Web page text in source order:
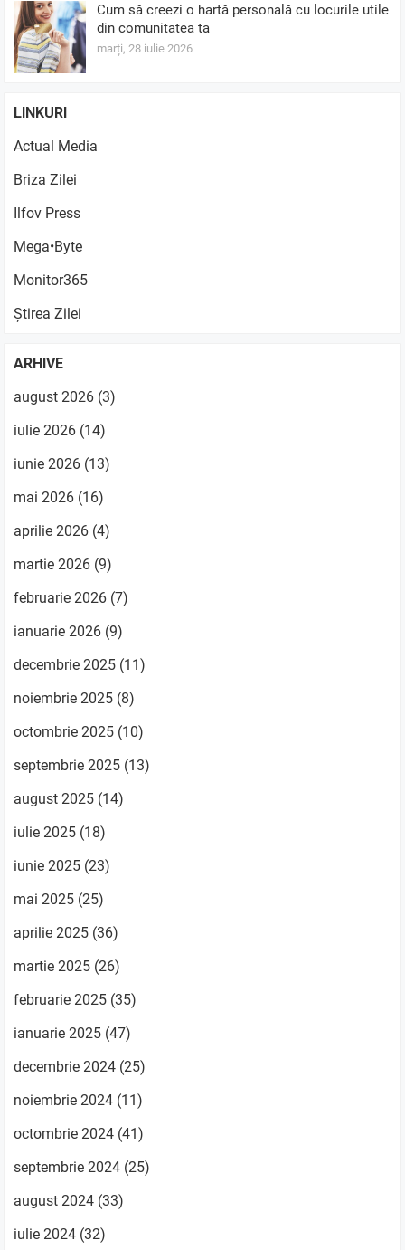
Cum să creezi o hartă personală cu locurile utile
din comunitatea ta
marți, 28 iulie 2026
LINKURI
Actual Media
Briza Zilei
Ilfov Press
Mega•Byte
Monitor365
Știrea Zilei
ARHIVE
august 2026 (3)
iulie 2026 (14)
iunie 2026 (13)
mai 2026 (16)
aprilie 2026 (4)
martie 2026 (9)
februarie 2026 (7)
ianuarie 2026 (9)
decembrie 2025 (11)
noiembrie 2025 (8)
octombrie 2025 (10)
septembrie 2025 (13)
august 2025 (14)
iulie 2025 (18)
iunie 2025 (23)
mai 2025 (25)
aprilie 2025 (36)
martie 2025 (26)
februarie 2025 (35)
ianuarie 2025 (47)
decembrie 2024 (25)
noiembrie 2024 (11)
octombrie 2024 (41)
septembrie 2024 (25)
august 2024 (33)
iulie 2024 (32)